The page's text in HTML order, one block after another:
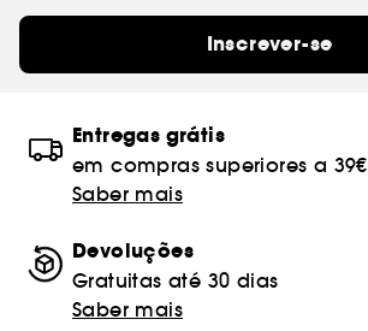
Inscrever-se
Entregas grátis
em compras superiores a 39€
Saber mais
Devoluções
Gratuitas até 30 dias
Saber mais